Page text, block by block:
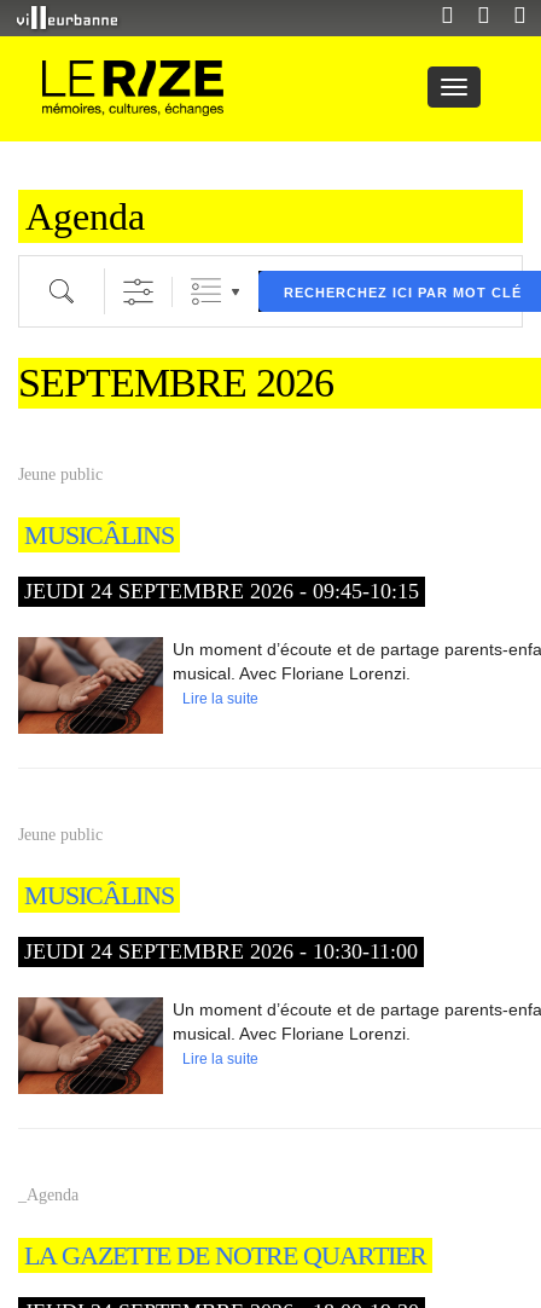
Agenda
Recherche par mot clé (ici) et / ou filtre (ci dessous) puis validez
RECHERCHEZ ICI PAR MOT CLÉ
SEPTEMBRE 2026
Jeune public
MUSICÂLINS
JEUDI 24 SEPTEMBRE 2026 - 09:45-10:15
Un moment d’écoute et de partage parents-
musical. Avec Floriane Lorenzi.
Lire la suite
Jeune public
MUSICÂLINS
JEUDI 24 SEPTEMBRE 2026 - 10:30-11:00
Un moment d’écoute et de partage parents-
musical. Avec Floriane Lorenzi.
Lire la suite
_Agenda
LA GAZETTE DE NOTRE QUARTIER